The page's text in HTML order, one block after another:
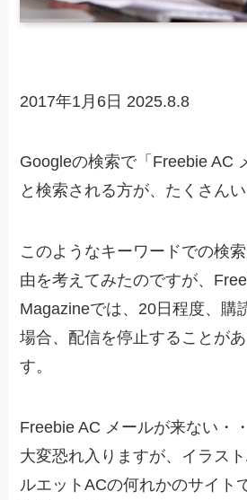
2017年1月6日 2025.8.8
Googleの検索で「Freebie AC
と検索される方が、たくさん
このようなキーワードでの検
由を考えてみたのですが、
Magazineでは、20日程度、購
場合、配信を停止することが
す。
Freebie AC メールが来ない・
大変恐れ入りますが、イラス
ルエットACの何れかのサイト